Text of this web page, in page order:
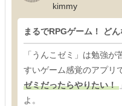
kimmy
まるでRPGゲーム！ ど
「うんこゼミ」は勉強
すいゲーム感覚のアプリ
ゼミだったらやりたい！
よ。